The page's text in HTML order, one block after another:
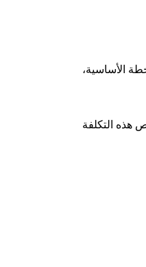
الأساسية،
هذه التكلفة